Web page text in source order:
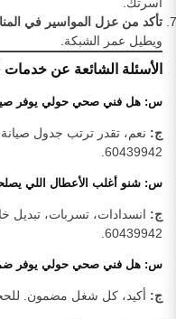
تأكد من عزل المواسير في
ويطيل عمر الشبكة.
الأسئلة الشائعة عن
س: هل فني صحي حولي يوفر
ج: نعم، تقدر ترتب جدول
60439942.
س: شنو أغلب الأعطال اللي
ج: انسدادات، تسربات،
60439942.
س: هل فني صحي حولي يوفر
ج: أكيد، كل شغل مضمون. للحجز